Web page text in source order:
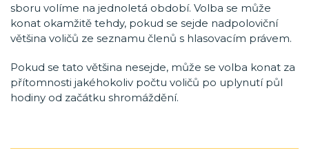
sboru volíme na jednoletá období. Volba se může
konat okamžitě tehdy, pokud se sejde nadpoloviční
většina voličů ze seznamu členů s hlasovacím právem.
Pokud se tato většina nesejde, může se volba konat za
přítomnosti jakéhokoliv počtu voličů po uplynutí půl
hodiny od začátku shromáždění.